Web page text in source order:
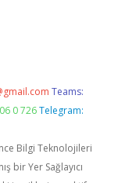
Teams:
0 726 Telegram:
Bilgi Teknolojileri
bir Yer Sağlayıcı